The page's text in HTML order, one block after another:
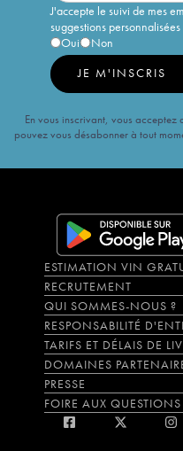
J'accepte le suivi de mes
suggestions personnalisées
Oui
Non
JE M'INSCRIS
En vous inscrivant, vous
pouvez vous désabonner à tout
ESTIMATION VIN
RECRUTEMENT
QUI SOMMES-NOUS ?
RESPONSABILITÉ
TARIFS ET DÉLAIS DE
DOMAINES
PRESSE
FOIRE AUX QUESTIONS